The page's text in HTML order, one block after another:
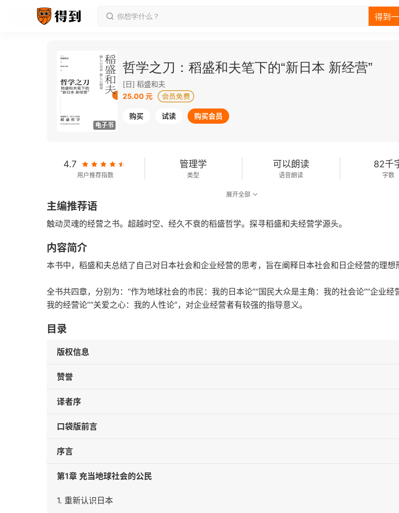
得到
电子书
哲学之刀：稻盛和夫笔下的“新日本 新经营”
[日] 稻盛和夫
25.00 元
购买 试读 购买会员
4.7
用户推荐指数
管理学
类型
可以朗读
语音朗读
82千
字数
发行日期
展开全部
主编推荐语
触动灵魂的经营之书。超越时空、经久不衰的稻盛哲学。探寻稻盛和夫经营学源头。
内容简介
本书中，稻盛和夫总结了自己对日本社会和企业经营的思考，旨在阐释日本社会和日企经营的理想
全书共四章，分别为：“作为地球社会的市民：我的日本论”“国民大众是主角：我的社会论”“企业经
我的经营论”“关爱之心：我的人性论”，对企业经营者有较强的指导意义。
目录
版权信息
赞誉
译者序
口袋版前言
序言
第1章 充当地球社会的公民
1. 重新认识日本